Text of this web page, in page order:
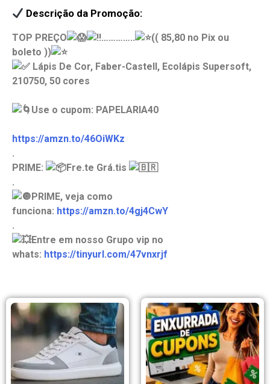
Descrição da Promoção:
TOP PREÇO …………..
(( 85,80 no Pix ou
boleto ))
Lápis De Cor, Faber-Castell, Ecolápis Supersoft,
210750, 50 cores
Use o cupom: PAPELARIA40
https://amzn.to/46OiWKz
.
PRIME:
Fre.te Grá.tis
.
PRIME, veja como
funciona: https://amzn.to/4gj4CwY
.
Entre em nosso Grupo vip no
whats: https://tinyurl.com/47vnxrjf